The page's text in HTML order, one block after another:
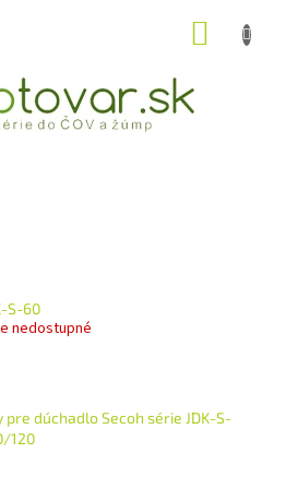
S-60
nedostupné
pre dúchadlo Secoh série JDK-S-
120